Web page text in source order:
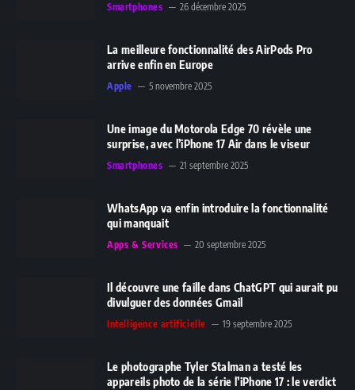
Smartphones 26 décembre 2025
La meilleure fonctionnalité des AirPods Pro
arrive enfin en Europe
Apple 5 novembre 2025
Une image du Motorola Edge 70 révèle une
surprise, avec l’iPhone 17 Air dans le viseur
Smartphones 21 septembre 2025
WhatsApp va enfin introduire la fonctionnalité
qui manquait
Apps & Services 20 septembre 2025
Il découvre une faille dans ChatGPT qui aurait pu
divulguer des données Gmail
Intelligence artificielle 19 septembre 2025
Le photographe Tyler Stalman a testé les
appareils photo de la série l’iPhone 17 : le verdict